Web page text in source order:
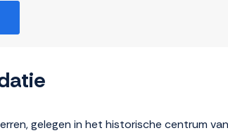
gelegen in het historische centrum